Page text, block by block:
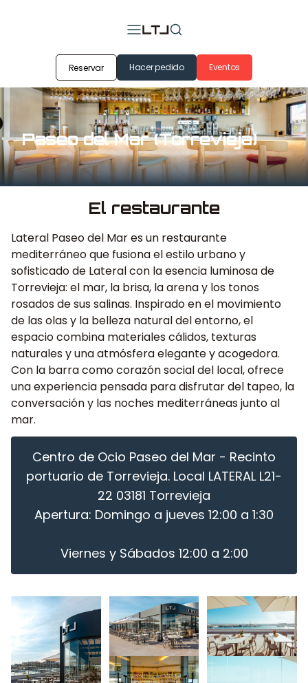
Reservar Hacer pedido Eventos
Paseo del Mar (Torrevieja)
El restaurante
Lateral Paseo del Mar es un restaurante
mediterráneo que fusiona el estilo urbano y
sofisticado de Lateral con la esencia luminosa de
Torrevieja: el mar, la brisa, la arena y los tonos
rosados de sus salinas. Inspirado en el movimiento
de las olas y la belleza natural del entorno, el
espacio combina materiales cálidos, texturas
naturales y una atmósfera elegante y acogedora.
Con la barra como corazón social del local, ofrece
una experiencia pensada para disfrutar del tapeo, la
conversación y las noches mediterráneas junto al
mar.
Centro de Ocio Paseo del Mar - Recinto
portuario de Torrevieja. Local LATERAL L21-
22 03181 Torrevieja
Apertura: Domingo a jueves 12:00 a 1:30
Viernes y Sábados 12:00 a 2:00